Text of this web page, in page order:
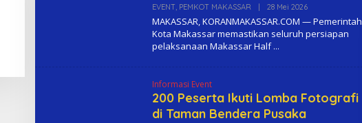
EVENT, PEMKOT MAKASSAR 28 Mei 2026O
H
M
MAKASSAR, KORANMAKASSAR.COM — Pemerintah
Kota Makassar memastikan seluruh persiapan
pelaksanaan Makassar Half
Informasi Event
200 Peserta Ikuti Lomba Fotografi
di Taman Bendera Pusaka